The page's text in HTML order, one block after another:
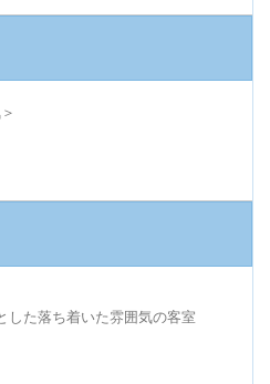
した落ち着いた雰囲気の客室